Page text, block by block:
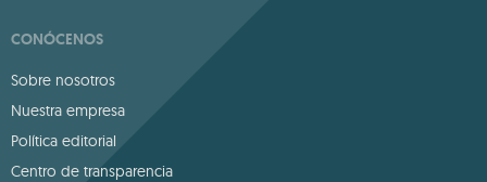
CONÓCENOS
Sobre nosotros
Nuestra empresa
Política editorial
Centro de transparencia